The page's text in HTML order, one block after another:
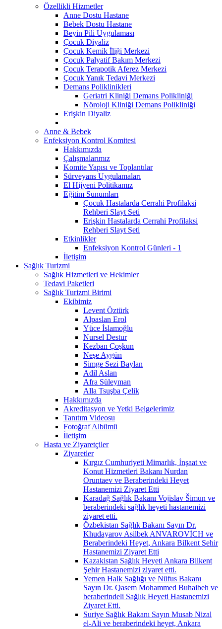
Özellikli Hizmetler
Anne Dostu Hastane
Bebek Dostu Hastane
Beyin Pili Uygulaması
Çocuk Diyaliz
Çocuk Kemik İliği Merkezi
Çocuk Palyatif Bakım Merkezi
Çocuk Terapotik Aferez Merkezi
Çocuk Yanık Tedavi Merkezi
Demans Poliklinikleri
Geriatri Kliniği Demans Polikliniği
Nöroloji Kliniği Demans Polikliniği
Erişkin Diyaliz
Anne & Bebek
Enfeksiyon Kontrol Komitesi
Hakkımızda
Çalışmalarımız
Komite Yapısı ve Toplantılar
Sürveyans Uygulamaları
El Hijyeni Politikamız
Eğitim Sunumları
Çocuk Hastalarda Cerrahi Profilaksi
Rehberi Slayt Seti
Erişkin Hastalarda Cerrahi Profilaksi
Rehberi Slayt Seti
Etkinlikler
Enfeksiyon Kontrol Günleri - 1
İletişim
Sağlık Turizmi
Sağlık Hizmetleri ve Hekimler
Tedavi Paketleri
Sağlık Turizmi Birimi
Ekibimiz
Levent Öztürk
Alpaslan Erol
Yüce İslamoğlu
Nursel Destur
Kezban Çoşkun
Neşe Aygün
Simge Sezi Baylan
Adil Aslan
Afra Süleyman
Alla Tsuşba Çelik
Hakkımızda
Akreditasyon ve Yetki Belgelerimiz
Tanıtım Videosu
Fotoğraf Albümü
İletişim
Hasta ve Ziyaretçiler
Ziyaretler
Kırgız Cumhuriyeti Mimarlık, İnşaat ve
Konut Hizmetleri Bakanı Nurdan
Oruntaev ve Beraberindeki Heyet
Hastanemizi Ziyaret Etti
Karadağ Sağlık Bakanı Vojislav Šimun ve
beraberindeki sağlık heyeti hastanemizi
ziyaret etti.
Özbekistan Sağlık Bakanı Sayın Dr.
Khudayarov Asilbek ANVAROVİCH ve
Beraberindeki Heyet, Ankara Bilkent Şehir
Hastanemizi Ziyaret Etti
Kazakistan Sağlık Heyeti Ankara Bilkent
Şehir Hastanemizi ziyaret etti.
Yemen Halk Sağlığı ve Nüfus Bakanı
Sayın Dr. Qasem Mohammed Buhaibeh ve
beraberindeli Sağlık Heyeti Hastanemizi
Ziyaret Etti.
Suriye Sağlık Bakanı Sayın Musab Nizal
el-Ali ve beraberindeki heyet, Ankara